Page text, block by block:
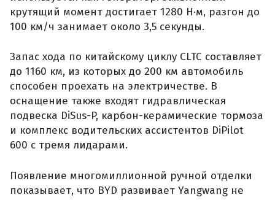
крутящий момент достигает 1280 Н·м, разгон до
100 км/ч занимает около 3,5 секунды.
Запас хода по китайскому циклу CLTC составляет
до 1160 км, из которых до 200 км автомобиль
способен проехать на электричестве. В
оснащение также входят гидравлическая
подвеска DiSus-P, карбон-керамические тормоза
и комплекс водительских ассистентов DiPilot
600 с тремя лидарами.
Появление многомиллионной ручной отделки
показывает, что BYD развивает Yangwang не